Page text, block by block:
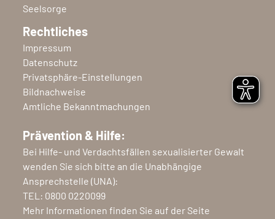
Seelsorge
Rechtliches
Impressum
Datenschutz
Privatsphäre-Einstellungen
Bildnachweise
Amtliche Bekanntmachungen
Prävention & Hilfe:
Bei Hilfe- und Verdachtsfällen sexualisierter Gewalt
wenden Sie sich bitte an die Unabhängige
Ansprechstelle (UNA):
TEL: 0800 0220099
Mehr Informationen finden Sie auf der Seite